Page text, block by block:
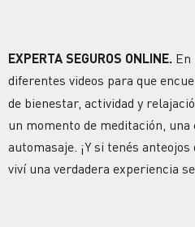
EXPERTA SEGUROS ONLINE. En
diferentes videos para que
de bienestar, actividad y
un momento de meditación, una
automasaje. ¡Y si tenés
viví una verdadera experiencia